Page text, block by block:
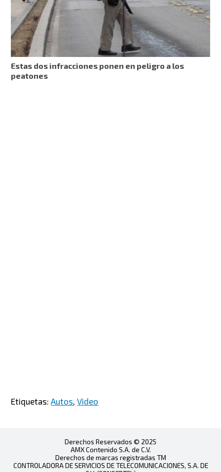
Estas dos infracciones ponen en peligro a los
peatones
Etiquetas:Autos,Video
Derechos Reservados © 2025
AMX Contenido S.A. de C.V.
Derechos de marcas registradas TM
CONTROLADORA DE SERVICIOS DE TELECOMUNICACIONES, S.A. DE